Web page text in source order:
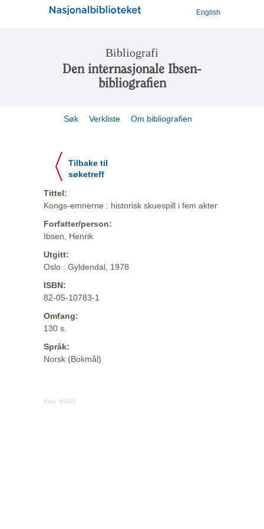
English
Bibliografi
Den internasjonale Ibsen-
bibliografien
Søk Verkliste Om bibliografien
Tilbake til
søketreff
Tittel:
Kongs-emnerne : historisk skuespill i fem akter
Forfatter/person:
Ibsen, Henrik
Utgitt:
Oslo : Gyldendal, 1978
ISBN:
82-05-10783-1
Omfang:
130 s.
Språk:
Norsk (Bokmål)
Kilde: MODS